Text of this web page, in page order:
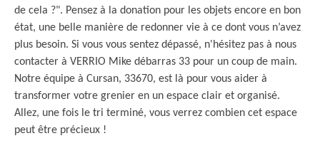
de cela ?". Pensez à la donation pour les objets encore en bon
état, une belle manière de redonner vie à ce dont vous n’avez
plus besoin. Si vous vous sentez dépassé, n'hésitez pas à nous
contacter à VERRIO Mike débarras 33 pour un coup de main.
Notre équipe à Cursan, 33670, est là pour vous aider à
transformer votre grenier en un espace clair et organisé.
Allez, une fois le tri terminé, vous verrez combien cet espace
peut être précieux !